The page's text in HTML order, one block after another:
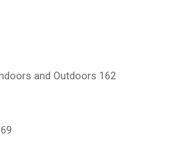
and Outdoors 162